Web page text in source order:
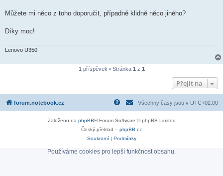
Můžete mi něco z toho doporučit, případně klidně něco jiného?
Díky moc!
Lenovo U350
1 příspěvek • Stránka 1 z 1
Přejít na
forum.notebook.cz Všechny časy jsou v UTC+02:00
Založeno na phpBB® Forum Software © phpBB Limited
Český překlad – phpBB.cz
Soukromí| Podmínky
Používáme cookies pro lepší funkčnost obsahu.